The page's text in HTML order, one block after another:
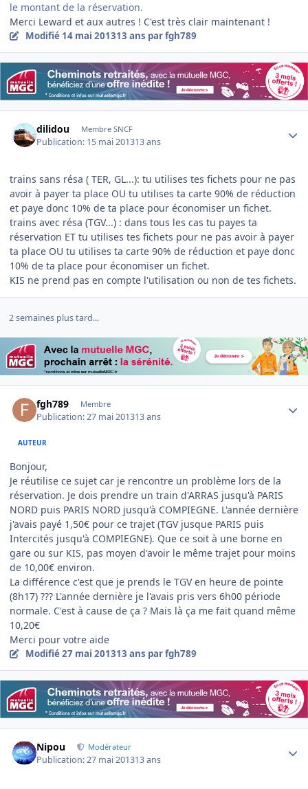
le montant de la réservation.
Merci Leward et aux autres ! C'est très clair maintenant !
Modifié 14 mai 201313 ans par fgh789
dilidou Membre SNCF
Publication: 15 mai 201313 ans
trains sans résa ( TER, GL...): tu utilises tes fichets pour ne pas
avoir à payer ta place OU tu utilises ta carte 90% de réduction
et paye donc 10% de ta place pour économiser un fichet.
trains avec résa (TGV...) : dans tous les cas tu payes ta
réservation ET tu utilises tes fichets pour ne pas avoir à payer
ta place OU tu utilises ta carte 90% de réduction et paye donc
10% de ta place pour économiser un fichet.
KIS ne prend pas en compte l'utilisation ou non de tes fichets.
2 semaines plus tard...
fgh789 Membre
Publication:27 mai 201313 ans
AUTEUR
Bonjour,
Je réutilise ce sujet car je rencontre un problème lors de la
réservation. Je dois prendre un train d'ARRAS jusqu'à PARIS
NORD puis PARIS NORD jusqu'à COMPIEGNE. L'année dernière
j'avais payé 1,50€ pour ce trajet (TGV jusque PARIS puis
Intercités jusqu'à COMPIEGNE). Que ce soit à une borne en
gare ou sur KIS, pas moyen d'avoir le même trajet pour moins
de 10,00€ environ.
La différence c'est que je prends le TGV en heure de pointe
(8h17) ??? L'année dernière je l'avais pris vers 6h00 période
normale. C'est à cause de ça ? Mais là ça me fait quand même
10,20€
Merci pour votre aide
Modifié27 mai 201313 ans par fgh789
Nipou Modérateur
Publication:27 mai 201313 ans